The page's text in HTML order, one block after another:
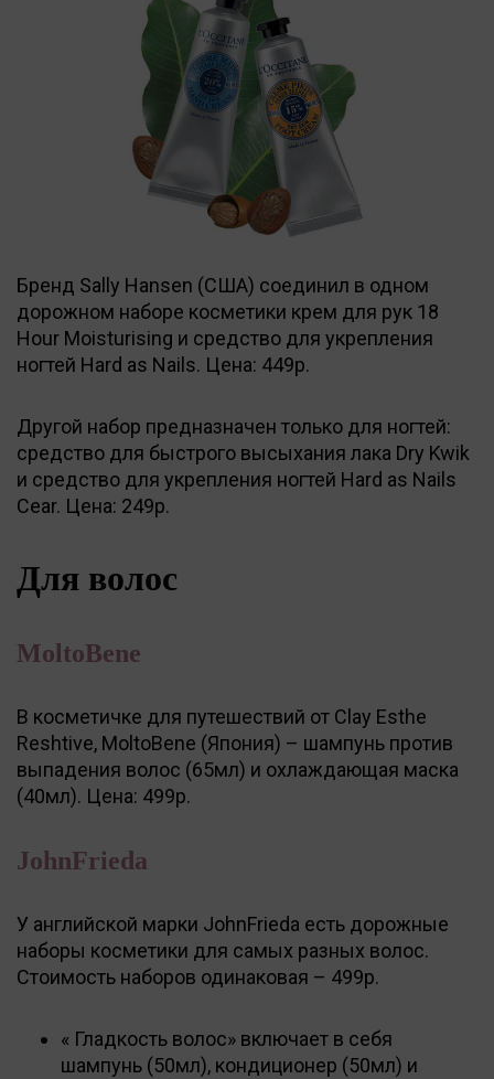
Бренд Sally Hansen (США) соединил в одном
дорожном наборе косметики крем для рук 18
Hour Moisturising и средство для укрепления
ногтей Hard as Nails. Цена: 449р.
Другой набор предназначен только для ногтей:
средство для быстрого высыхания лака Dry Kwik
и средство для укрепления ногтей Hard as Nails
Cear. Цена: 249р.
Для волос
MoltoBene
В косметичке для путешествий от Clay Esthe
Reshtive, MoltoBene (Япония) – шампунь против
выпадения волос (65мл) и охлаждающая маска
(40мл). Цена: 499р.
JohnFrieda
У английской марки JohnFrieda есть дорожные
наборы косметики для самых разных волос.
Стоимость наборов одинаковая – 499р.
« Гладкость волос» включает в себя
шампунь (50мл), кондиционер (50мл) и